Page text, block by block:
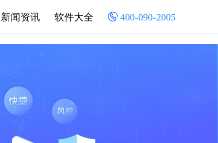
新闻资讯 软件大全 400-090-2005